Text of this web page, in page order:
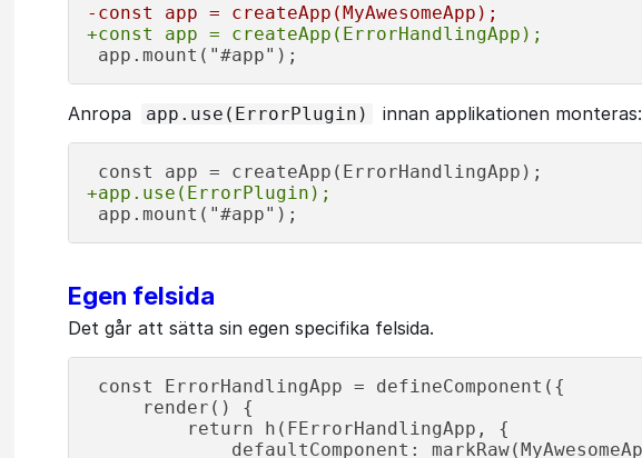
-const app = createApp(MyAwesomeApp);
+const app = createApp(ErrorHandlingApp);
Anropa app.use(ErrorPlugin) innan applikationen monteras:
+app.use(ErrorPlugin);
Egen felsida
Det går att sätta sin egen specifika felsida.
const ErrorHandlingApp = defineComponent({
     render() {
         return h(FErrorHandlingApp, {